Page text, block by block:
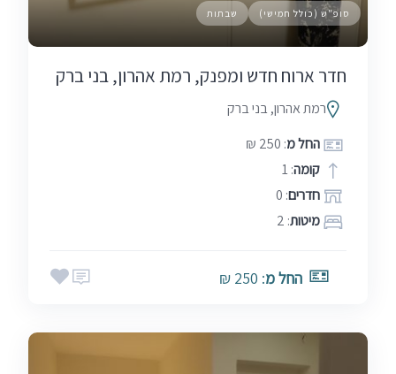
סופ"ש (כולל חמישי) שבתות
חדר ארוח חדש ומפנק, רמת אהרון, בני ברק
רמת אהרון, בני ברק
החל מ: 250 ₪
קומה: 1
חדרים: 0
מיטות: 2
החל מ: 250 ₪